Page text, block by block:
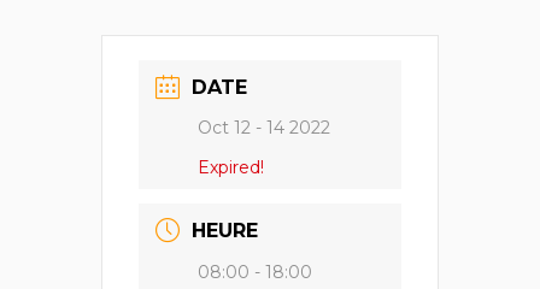
DATE
Oct 12 - 14 2022
Expired!
HEURE
08:00 - 18:00